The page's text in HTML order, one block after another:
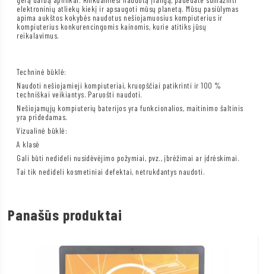
elektroninių atliekų kiekį ir apsaugoti mūsų planetą. Mūsų pasiūlymas
apima aukštos kokybės naudotus nešiojamuosius kompiuterius ir
kompiuterius konkurencingomis kainomis, kurie atitiks jūsų
reikalavimus.
Techninė būklė:
Naudoti nešiojamieji kompiuteriai, kruopščiai patikrinti ir 100 %
techniškai veikiantys. Paruošti naudoti.
Nešiojamųjų kompiuterių baterijos yra funkcionalios, maitinimo šaltinis
yra pridedamas.
Vizualinė būklė:
A klasė
Gali būti nedideli nusidėvėjimo požymiai, pvz., įbrėžimai ar įdrėskimai.
Tai tik nedideli kosmetiniai defektai, netrukdantys naudoti.
Panašūs produktai